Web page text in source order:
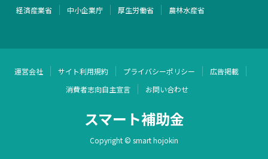
経済産業省 中小企業庁 厚生労働省 農林水産省
運営会社 サイト利用規約 プライバシーポリシー
広告掲載
消費者志向自主宣言
お問い合わせ
スマート補助金
Copyright © smart hojokin